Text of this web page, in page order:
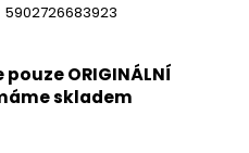
5902726683923
ORIGINÁLNÍ
skladem